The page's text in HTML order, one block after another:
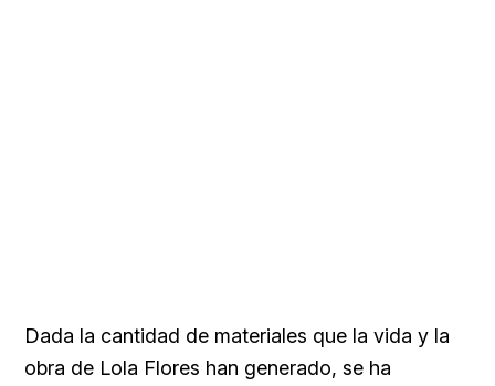
Dada la cantidad de materiales que la vida y la
obra de Lola Flores han generado, se ha